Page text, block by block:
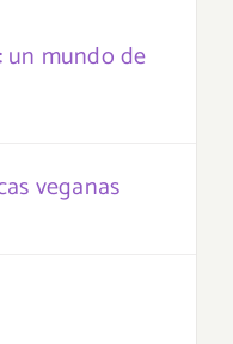
un mundo de
veganas